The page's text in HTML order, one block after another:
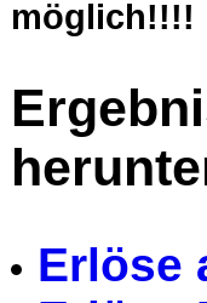
möglich!!!!
Erlöse